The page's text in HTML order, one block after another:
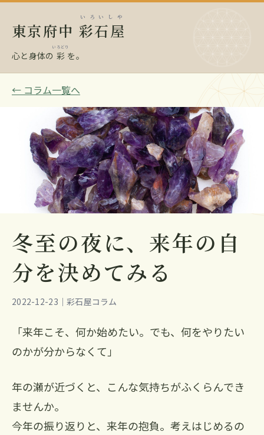
東京府中 彩石屋
いろいしや
心と身体の 彩
いろどり
を。
← コラム一覧へ
冬至の夜に、来年の自
分を決めてみる
2022-12-23｜彩石屋コラム
「来年こそ、何か始めたい。でも、何をやりたい
のかが分からなくて」
年の瀬が近づくと、こんな気持ちがふくらんでき
ませんか。
今年の振り返りと、来年の抱負。考えはじめるの